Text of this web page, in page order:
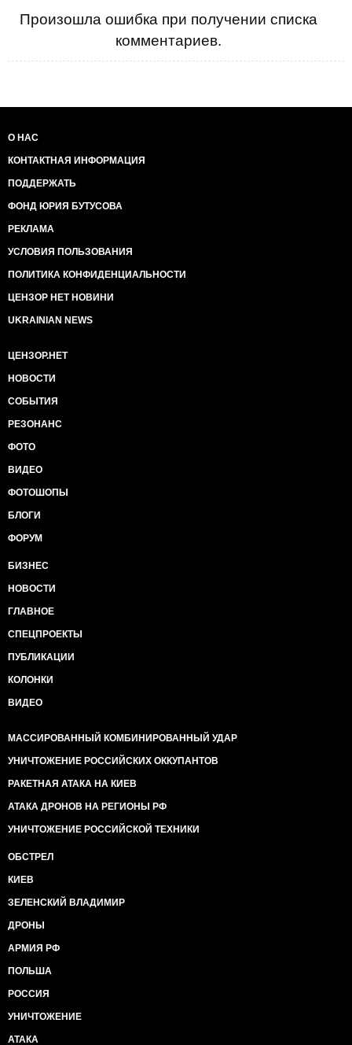
Произошла ошибка при получении списка
комментариев.
О НАС
КОНТАКТНАЯ ИНФОРМАЦИЯ
ПОДДЕРЖАТЬ
ФОНД ЮРИЯ БУТУСОВА
РЕКЛАМА
УСЛОВИЯ ПОЛЬЗОВАНИЯ
ПОЛИТИКА КОНФИДЕНЦИАЛЬНОСТИ
ЦЕНЗОР НЕТ НОВИНИ
UKRAINIAN NEWS
ЦЕНЗОР.НЕТ
НОВОСТИ
СОБЫТИЯ
РЕЗОНАНС
ФОТО
ВИДЕО
ФОТОШОПЫ
БЛОГИ
ФОРУМ
БИЗНЕС
НОВОСТИ
ГЛАВНОЕ
СПЕЦПРОЕКТЫ
ПУБЛИКАЦИИ
КОЛОНКИ
ВИДЕО
МАССИРОВАННЫЙ КОМБИНИРОВАННЫЙ УДАР
УНИЧТОЖЕНИЕ РОССИЙСКИХ ОККУПАНТОВ
РАКЕТНАЯ АТАКА НА КИЕВ
АТАКА ДРОНОВ НА РЕГИОНЫ РФ
УНИЧТОЖЕНИЕ РОССИЙСКОЙ ТЕХНИКИ
ОБСТРЕЛ
КИЕВ
ЗЕЛЕНСКИЙ ВЛАДИМИР
ДРОНЫ
АРМИЯ РФ
ПОЛЬША
РОССИЯ
УНИЧТОЖЕНИЕ
АТАКА